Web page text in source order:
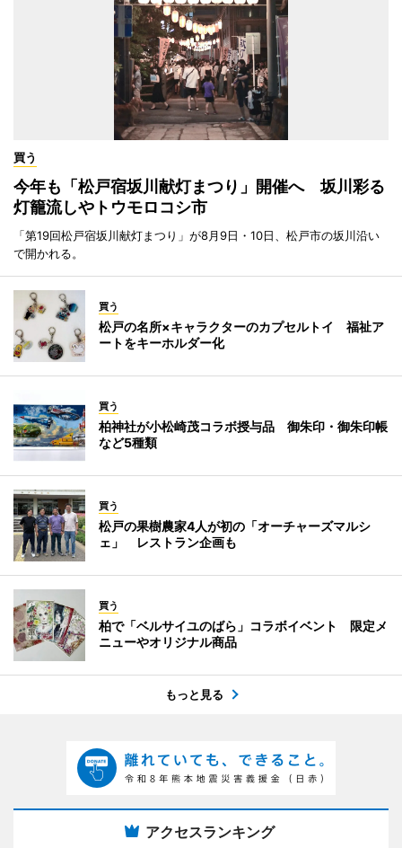
買う
今年も「松戸宿坂川献灯まつり」開催へ 坂川彩る
灯籠流しやトウモロコシ市
「第19回松戸宿坂川献灯まつり」が8月9日・10日、松戸市の坂川沿い
で開かれる。
買う
松戸の名所×キャラクターのカプセルトイ 福祉ア
ートをキーホルダー化
買う
柏神社が小松崎茂コラボ授与品 御朱印・御朱印帳
など5種類
買う
松戸の果樹農家4人が初の「オーチャーズマルシ
ェ」 レストラン企画も
買う
柏で「ベルサイユのばら」コラボイベント 限定メ
ニューやオリジナル商品
もっと見る
アクセスランキング